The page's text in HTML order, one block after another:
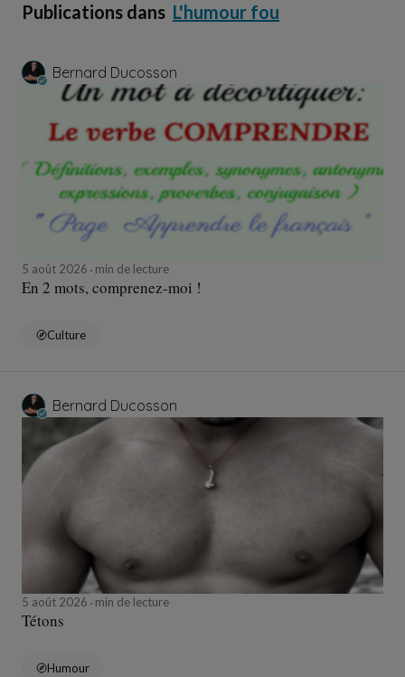
Publications dans L'humour fou
Bernard Ducosson
5 août 2026 min de lecture
En 2 mots, comprenez-moi !
Culture
Bernard Ducosson
5 août 2026 min de lecture
Tétons
Humour